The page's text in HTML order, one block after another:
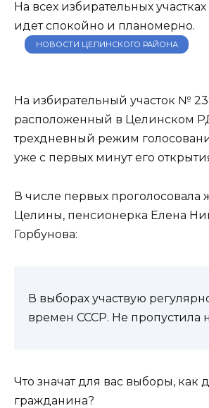
На всех избирательных
идет спокойно и планомерно.
НОВОСТИ ЦЕЛИНСКОГО РАЙОНА
На избирательный участок №
расположенный в Целинском
трехдневный режим
уже с первых минут его
В числе первых проголосовала
Целины, пенсионерка Елена
Горбунова:
В выборах участвую
времен СССР. Не пропустила
Что значат для вас выборы, как
гражданина?